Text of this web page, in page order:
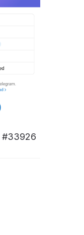
#33926